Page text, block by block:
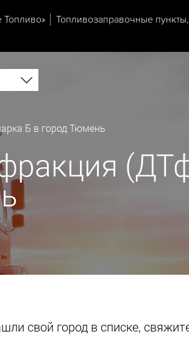
Топливо» Топливозаправочные
Б в город Тюмень
свой город в списке,